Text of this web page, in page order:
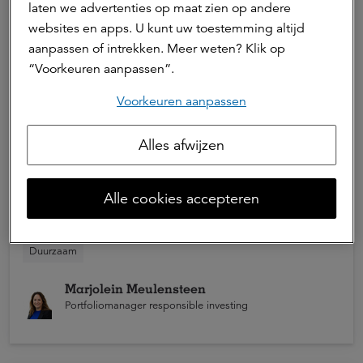
17 juni 2026 | 3 min. leestijd
Primeur: eerste meetmethode voor
plasticimpact in beleggingen
a.s.r. lanceert een methodologie om de plastic
maken. De methode is een co-creatie van a.s.r., Earth
Action en Plastic Soup Foundation.
Duurzaam
Marjolein Meulensteen
Portfoliomanager responsible investing
laten we advertenties op maat zien op andere
websites en apps. U kunt uw toestemming altijd
aanpassen of intrekken. Meer weten? Klik op
“Voorkeuren aanpassen”.
Voorkeuren aanpassen
Alles afwijzen
Alle cookies accepteren